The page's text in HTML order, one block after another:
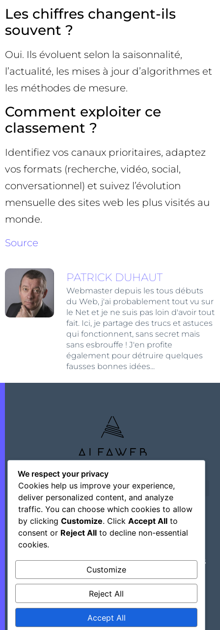
Les chiffres changent-ils
souvent ?
Oui. Ils évoluent selon la saisonnalité,
l’actualité, les mises à jour d’algorithmes et
les méthodes de mesure.
Comment exploiter ce
classement ?
Identifiez vos canaux prioritaires, adaptez
vos formats (recherche, vidéo, social,
conversationnel) et suivez l’évolution
mensuelle des sites web les plus visités au
monde.
Source
PATRICK DUHAUT
Webmaster depuis les tous débuts
du Web, j'ai probablement tout vu sur
le Net et je ne suis pas loin d'avoir tout
fait. Ici, je partage des trucs et astuces
qui fonctionnent, sans secret mais
sans esbrouffe ! J'en profite
également pour détruire quelques
fausses bonnes idées...
©+2026 Outsourcing Network Intelligence
Découvrez Des Astuces, Des Hacks Et Des
Outils Régulièrement En Mettant Ce Site
Dans Vos Favoris.
>> Tous Les Hacks Sont Ici
We respect your privacy
Cookies help us improve your experience,
deliver personalized content, and analyze
traffic. You can choose which cookies to allow
by clicking Customize. Click Accept All to
consent or Reject All to decline non-essential
cookies.
Customize
Reject All
Accept All